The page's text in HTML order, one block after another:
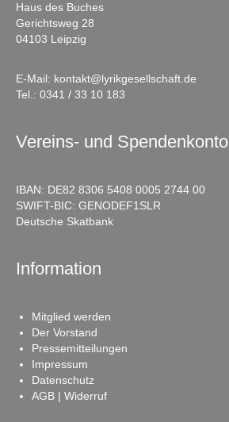
Haus des Buches
Gerichtsweg 28
04103 Leipzig
E-Mail: kontakt@lyrikgesellschaft.de
Tel.: 0341 / 33 10 183
Vereins- und Spendenkonto
IBAN: DE82 8306 5408 0005 2744 00
SWIFT-BIC: GENODEF1SLR
Deutsche Skatbank
Information
Mitglied werden
Der Vorstand
Pressemitteilungen
Impressum
Datenschutz
AGB | Widerruf